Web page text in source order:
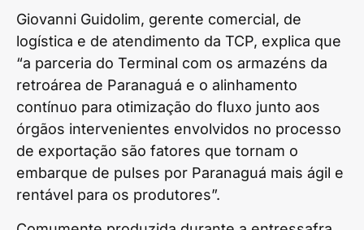
Giovanni Guidolim, gerente comercial, de
logística e de atendimento da TCP, explica que
“a parceria do Terminal com os armazéns da
retroárea de Paranaguá e o alinhamento
contínuo para otimização do fluxo junto aos
órgãos intervenientes envolvidos no processo
de exportação são fatores que tornam o
embarque de pulses por Paranaguá mais ágil e
rentável para os produtores”.